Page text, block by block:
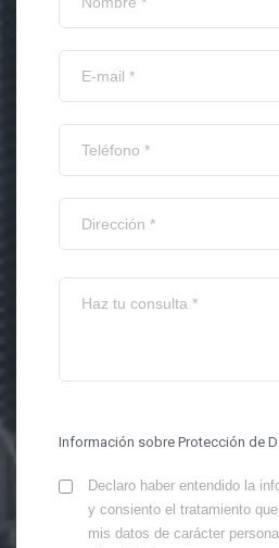
Información sobre Protección de
Declaro haber entendido la
y consiento el tratamiento
mis datos de carácter